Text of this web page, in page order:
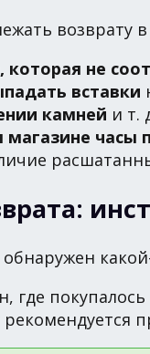
возврату в
не
вставки
камней и т.
часы
где